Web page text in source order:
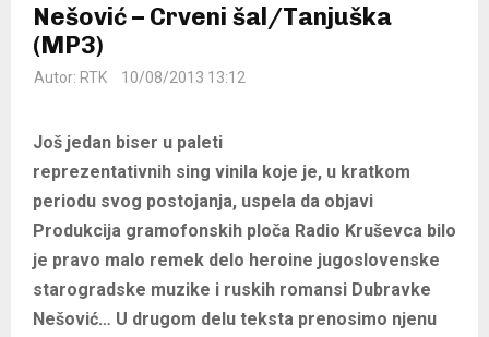
Nešović – Crveni šal/Tanjuška
(MP3)
Autor: RTK 10/08/2013 13:12
Još jedan biser u paleti
reprezentativnih sing vinila koje je, u kratkom
periodu svog postojanja, uspela da objavi
Produkcija gramofonskih ploča Radio Kruševca bilo
je pravo malo remek delo heroine jugoslovenske
starogradske muzike i ruskih romansi Dubravke
Nešović… U drugom delu teksta prenosimo njenu